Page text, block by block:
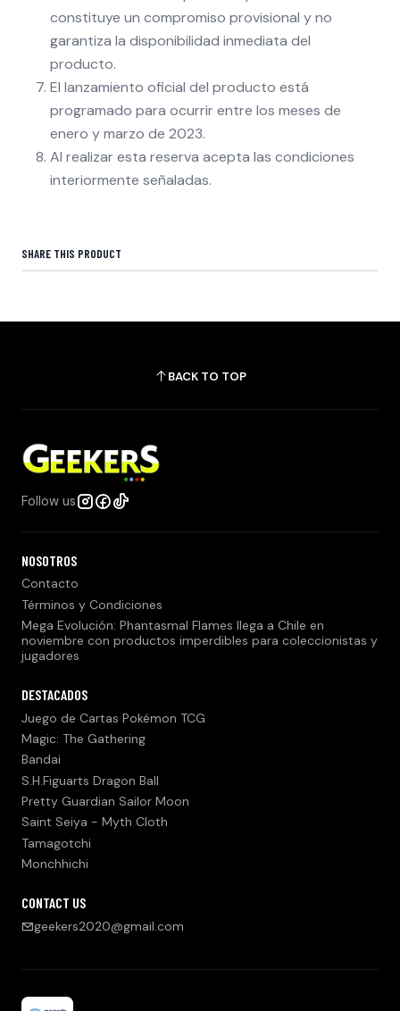
constituye un compromiso provisional y no
garantiza la disponibilidad inmediata del
producto.
El lanzamiento oficial del producto está
programado para ocurrir entre los meses de
enero y marzo de 2023.
Al realizar esta reserva acepta las condiciones
interiormente señaladas.
SHARE THIS PRODUCT
BACK TO TOP
Follow us
NOSOTROS
Contacto
Términos y Condiciones
Mega Evolución: Phantasmal Flames llega a Chile en
noviembre con productos imperdibles para coleccionistas y
jugadores
DESTACADOS
Juego de Cartas Pokémon TCG
Magic: The Gathering
Bandai
S.H.Figuarts Dragon Ball
Pretty Guardian Sailor Moon
Saint Seiya - Myth Cloth
Tamagotchi
Monchhichi
CONTACT US
geekers2020@gmail.com